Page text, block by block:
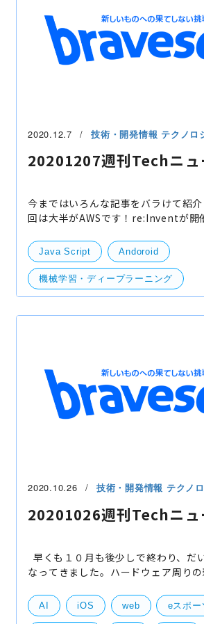
2020.12.7 技術・開発情報 テクノロ
20201207週刊Techニュ
今まではいろんな記事をバラけて紹
回は大半がAWSです！re:Inventが開
が、ぜひ re:Inventのページも見ても
思いま
Java Script Andoroid
機械学習・ディープラーニング
Monitron Actifio Guru
Google Play github EKS
Android Enterprise Essentials
2020.10.26 技術・開発情報 テクノ
20201026週刊Techニュ
なってきました。ハードウェア周り
いサービス・技術が出てきてもおかし
すの
AI iOS web eスポー